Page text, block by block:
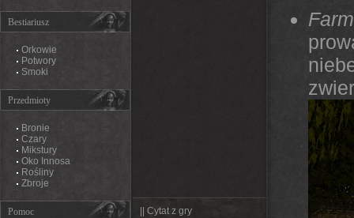
Bestiariusz
Orkowie
Potwory
Smoki
Przedmioty
Bronie
Czary
Mikstury
Oko Innosa
Rośliny
Zbroje
Pomoc || Cytat z gry